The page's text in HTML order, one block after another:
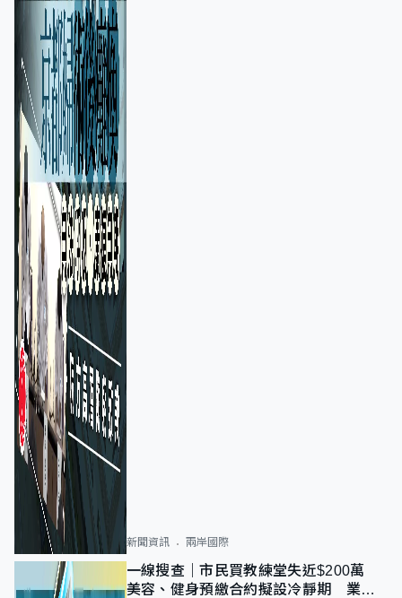
新聞資訊 兩岸國際
一線搜查｜市民買教練堂失近$200萬
美容、健身預繳合約擬設冷靜期 業界